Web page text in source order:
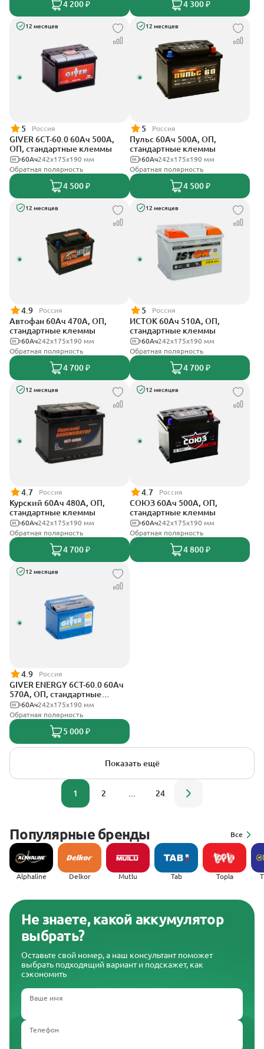
4 200 ₽ 4 300 ₽
12 месяцев
5 Россия
GIVER 6СТ-60.0 60Ач 500А,
ОП, стандартные клеммы
242х175х190 мм
60Ач
Обратная полярность
4 500 ₽
12 месяцев
5 Россия
Пульс 60Ач 500А, ОП,
стандартные клеммы
242x175x190 мм
60Ач
Обратная полярность
4 500 ₽
12 месяцев
4.9 Россия
Автофан 60Ач 470А, ОП,
стандартные клеммы
242х175х190 мм
60Ач
Обратная полярность
4 700 ₽
12 месяцев
5 Россия
ИСТОК 60Ач 510А, ОП,
стандартные клеммы
242x175x190 мм
60Ач
Обратная полярность
4 700 ₽
12 месяцев
4.7 Россия
Курский 60Ач 480А, ОП,
стандартные клеммы
242x175x190 мм
60Ач
Обратная полярность
4 700 ₽
12 месяцев
4.7 Россия
СОЮЗ 60Ач 500А, ОП,
стандартные клеммы
242x175x190 мм
60Ач
Обратная полярность
4 800 ₽
12 месяцев
4.9 Россия
GIVER ENERGY 6СТ-60.0 60Ач
570А, ОП, стандартные
клеммы242х175х190 мм
60Ач
Обратная полярность
5 000 ₽
Показать ещё
1 2 24
Популярные бренды Все
Alphaline Delkor Mutlu Tab Topla
Не знаете, какой аккумулятор
выбрать?
Оставьте свой номер, а наш консультант поможет
выбрать подходящий вариант и подскажет, как
сэкономить
Ваше имя
Телефон